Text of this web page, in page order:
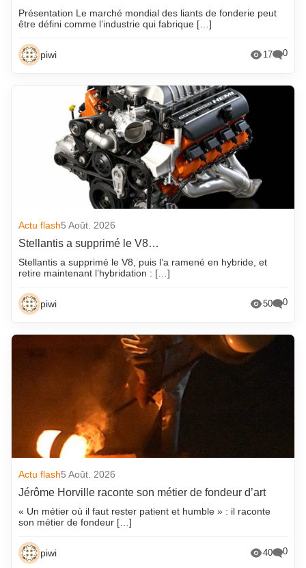
Présentation Le marché mondial des liants de fonderie peut
être défini comme l’industrie qui fabrique […]
piwi 17 0
Actu flash5 Août. 2026
Stellantis a supprimé le V8…
Stellantis a supprimé le V8, puis l’a ramené en hybride, et
retire maintenant l’hybridation : […]
piwi 50 0
Actu flash5 Août. 2026
Jérôme Horville raconte son métier de fondeur d’art
« Un métier où il faut rester patient et humble » : il raconte
son métier de fondeur […]
piwi 40 0